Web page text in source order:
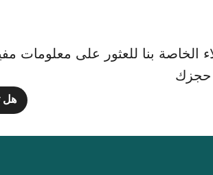
بنا للعثور على معلومات
حجزك
هل